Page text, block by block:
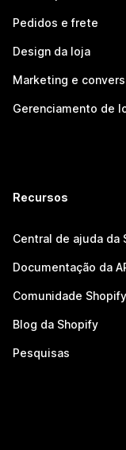
Pedidos e frete
Design da loja
Marketing e
Gerenciamento de
Recursos
Central de ajuda da
Documentação da
Comunidade Shopify
Blog da Shopify
Pesquisas